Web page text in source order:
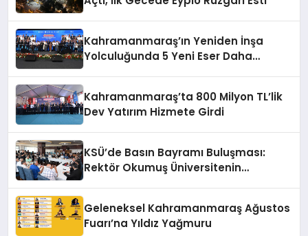
Kahramanmaraş’ın Yeniden İnşa
Yolculuğunda 5 Yeni Eser Daha
Kahramanmaraş’ta 800 Milyon TL’lik
Dev Yatırım Hizmete Girdi
KSÜ’de Basın Bayramı Buluşması:
Rektör Okumuş Üniversitenin
Geleneksel Kahramanmaraş Ağustos
Fuarı’na Yıldız Yağmuru